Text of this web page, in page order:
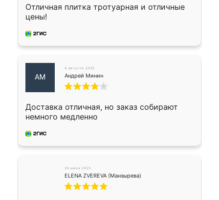
Отличная плитка тротуарная и отличные
цены!
АМ
4 августа 2025
Андрей Минин
Доставка отличная, но заказ собирают
немного медленно
26 июня 2025
ELENA ZVEREVA (Манзырева)